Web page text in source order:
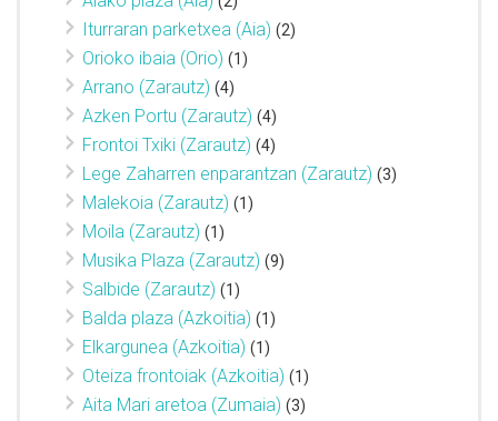
Iturraran parketxea (Aia) (2)
Orioko ibaia (Orio) (1)
Arrano (Zarautz) (4)
Azken Portu (Zarautz) (4)
Frontoi Txiki (Zarautz) (4)
Lege Zaharren enparantzan (Zarautz) (3)
Malekoia (Zarautz) (1)
Moila (Zarautz) (1)
Musika Plaza (Zarautz) (9)
Salbide (Zarautz) (1)
Balda plaza (Azkoitia) (1)
Elkargunea (Azkoitia) (1)
Oteiza frontoiak (Azkoitia) (1)
Aita Mari aretoa (Zumaia) (3)